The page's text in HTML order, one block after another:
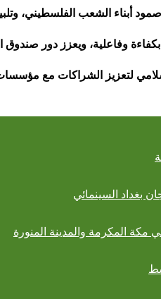
أبناء الشعب الفلسطيني،
بكفاءة وفاعلية، ويعزز
لتعزيز الشراكات مع